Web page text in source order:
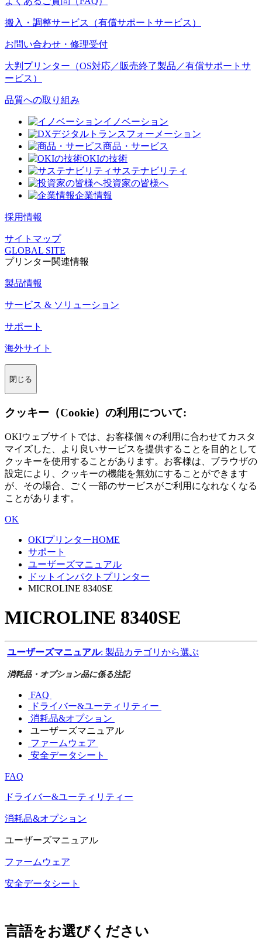
搬入・調整サービス（有償サポートサービス）
お問い合わせ・修理受付
大判プリンター（OS対応／販売終了製品／有償サポートサ
ービス）
品質への取り組み
イノベーション
デジタルトランスフォーメーション
商品・サービス
OKIの技術
サステナビリティ
投資家の皆様へ
企業情報
採用情報
サイトマップ
GLOBAL SITE
プリンター関連情報
製品情報
サービス & ソリューション
サポート
海外サイト
閉じる
クッキー（Cookie）の利用について:
OKIウェブサイトでは、お客様個々の利用に合わせてカスタ
マイズした、より良いサービスを提供することを目的として
クッキーを使用することがあります。お客様は、ブラウザの
設定により、クッキーの機能を無効にすることができます
が、その場合、ごく一部のサービスがご利用になれなくなる
ことがあります。
OK
OKIプリンターHOME
サポート
ユーザーズマニュアル
ドットインパクトプリンター
MICROLINE 8340SE
MICROLINE 8340SE
ユーザーズマニュアル: 製品カテゴリから選ぶ
消耗品・オプション品に係る注記
FAQ
ドライバー&ユーティリティー
消耗品&オプション
ユーザーズマニュアル
ファームウェア
安全データシート
FAQ
ドライバー&ユーティリティー
消耗品&オプション
ユーザーズマニュアル
ファームウェア
安全データシート
言語をお選びください